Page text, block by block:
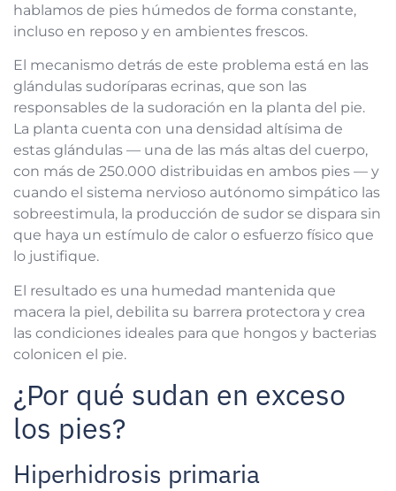
hablamos de pies húmedos de forma constante,
incluso en reposo y en ambientes frescos.
El mecanismo detrás de este problema está en las
glándulas sudoríparas ecrinas, que son las
responsables de la sudoración en la planta del pie.
La planta cuenta con una densidad altísima de
estas glándulas — una de las más altas del cuerpo,
con más de 250.000 distribuidas en ambos pies — y
cuando el sistema nervioso autónomo simpático las
sobreestimula, la producción de sudor se dispara sin
que haya un estímulo de calor o esfuerzo físico que
lo justifique.
El resultado es una humedad mantenida que
macera la piel, debilita su barrera protectora y crea
las condiciones ideales para que hongos y bacterias
colonicen el pie.
¿Por qué sudan en exceso
los pies?
Hiperhidrosis primaria